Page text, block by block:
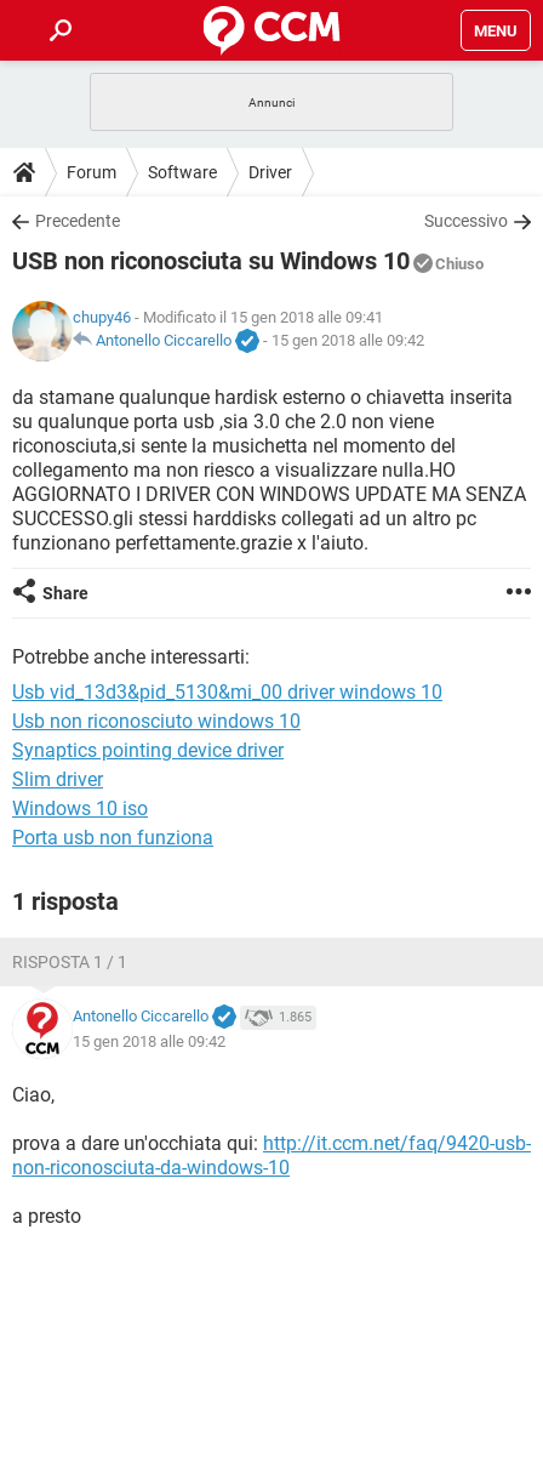
MENU
INTRATTENIMENTO ANDROID
iOS
INSTAGRAM WHATSAPP
TIKTOK
HARDWARE
GUIDE
COVID-19 GAMING
INSTAGRAM WHATSAPP
TIKTOK
HARDWARE
DOWNLOAD
COVID-19 GAMING
INTRATTENIMENTO
iOS WINDOWS 10
TIKTOK FACEBOOK
HARDWARE
COVID-19 GAMING
INTRATTENIMENTO
iOS WINDOWS 10
INSTAGRAM WHATSAPP
TIKTOK FACEBOOK
HARDWARE
GLOSSARIO
INTRATTENIMENTO ANDROID
iOS WINDOWS 10
INSTAGRAM WHATSAPP
TIKTOK FACEBOOK
HARDWARE
Forum Software Driver
Precedente Successivo
USB non riconosciuta su Windows 10 Chiuso
chupy46 - Modificato il 15 gen 2018 alle 09:41
Antonello Ciccarello
- 15 gen 2018 alle 09:42
da stamane qualunque hardisk esterno o chiavetta inserita
su qualunque porta usb ,sia 3.0 che 2.0 non viene
riconosciuta,si sente la musichetta nel momento del
collegamento ma non riesco a visualizzare nulla.HO
AGGIORNATO I DRIVER CON WINDOWS UPDATE MA SENZA
SUCCESSO.gli stessi harddisks collegati ad un altro pc
funzionano perfettamente.grazie x l'aiuto.
Share
Potrebbe anche interessarti:
Usb vid_13d3&pid_5130&mi_00 driver windows 10
Usb non riconosciuto windows 10
Synaptics pointing device driver
Slim driver
Windows 10 iso
Porta usb non funziona
1 risposta
RISPOSTA 1 / 1
Antonello Ciccarello 1.865
15 gen 2018 alle 09:42
Ciao,
prova a dare un'occhiata qui: http://it.ccm.net/faq/9420-usb-
non-riconosciuta-da-windows-10
a presto